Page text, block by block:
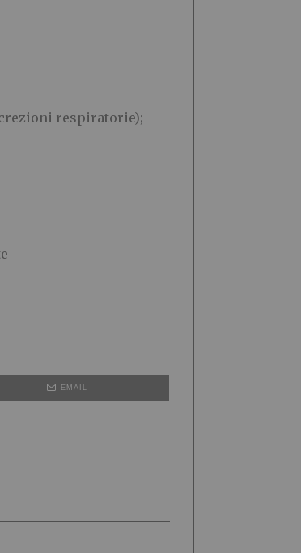
respiratorie);
EMAIL